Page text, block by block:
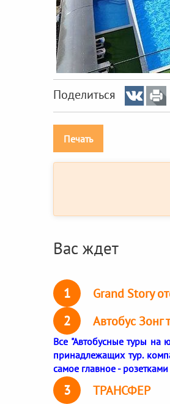
Поделиться
Печать
Вас ждет
1 Grand Story
2 Автобус Зонг
Все "Автобусные туры на
принадлежащих тур.
самое главное -
3 ТРАНСФЕР